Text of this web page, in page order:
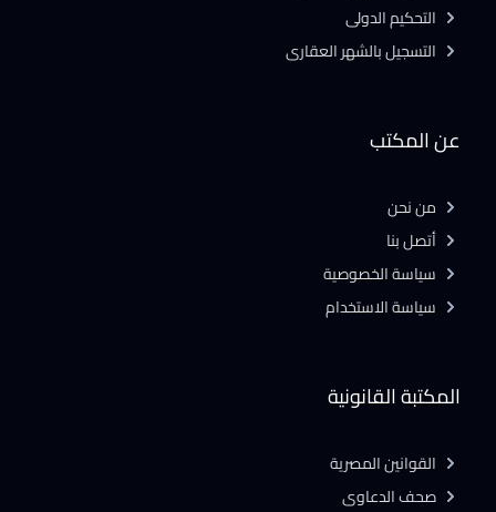
المكتبة القانونية
القوانين المصرية
صحف الدعاوى
عن المكتب
من نحن
أتصل بنا
سياسة الخصوصية
سياسة الاستخدام
التحكيم الدولى
التسجيل بالشهر العقارى